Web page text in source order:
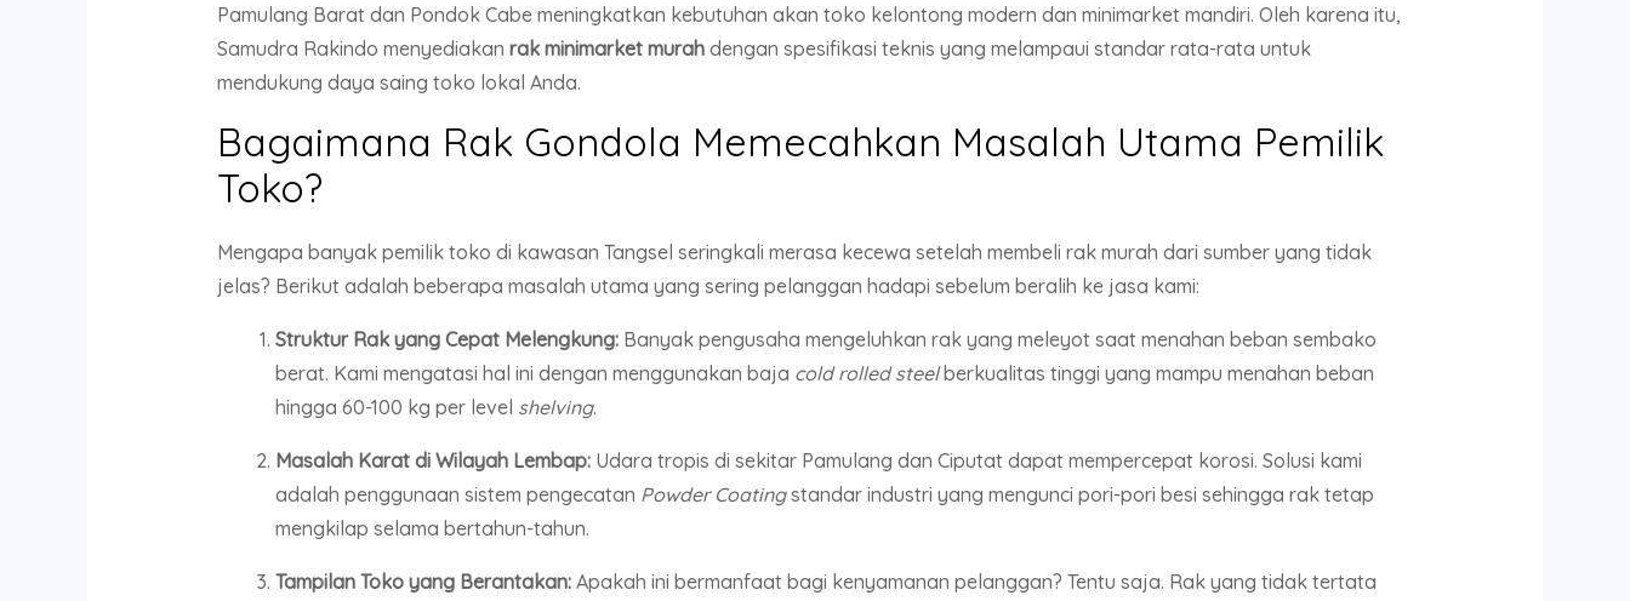
Pamulang Barat dan Pondok Cabe meningkatkan kebutuhan akan toko kelontong modern dan minimarket mandiri. Oleh karena itu,
Samudra Rakindo menyediakan rak minimarket murahdengan spesifikasi teknis yang melampaui standar rata-rata untuk
mendukung daya saing toko lokal Anda.
Bagaimana Rak Gondola Memecahkan Masalah Utama Pemilik
Toko?
Mengapa banyak pemilik toko di kawasan Tangsel seringkali merasa kecewa setelah membeli rak murah dari sumber yang tidak
jelas? Berikut adalah beberapa masalah utama yang sering pelanggan hadapi sebelum beralih ke jasa kami:
Struktur Rak yang Cepat Melengkung:Banyak pengusaha mengeluhkan rak yang meleyot saat menahan beban sembako
berat. Kami mengatasi hal ini dengan menggunakan baja cold rolled steelberkualitas tinggi yang mampu menahan beban
hingga 60-100 kg per level shelving.
Masalah Karat di Wilayah Lembap:Udara tropis di sekitar Pamulang dan Ciputat dapat mempercepat korosi. Solusi kami
adalah penggunaan sistem pengecatan Powder Coatingstandar industri yang mengunci pori-pori besi sehingga rak tetap
mengkilap selama bertahun-tahun.
Tampilan Toko yang Berantakan:Apakah ini bermanfaat bagi kenyamanan pelanggan? Tentu saja. Rak yang tidak tertata